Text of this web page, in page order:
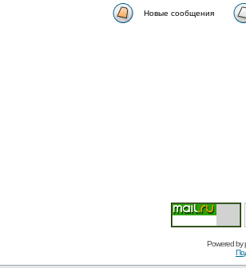
Новые сообщения
Powered by